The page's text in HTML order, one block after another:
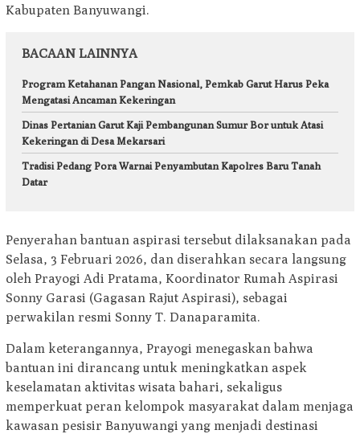
Kabupaten Banyuwangi.
BACAAN LAINNYA
Program Ketahanan Pangan Nasional, Pemkab Garut Harus Peka
Mengatasi Ancaman Kekeringan
Dinas Pertanian Garut Kaji Pembangunan Sumur Bor untuk Atasi
Kekeringan di Desa Mekarsari
Tradisi Pedang Pora Warnai Penyambutan Kapolres Baru Tanah
Datar
Penyerahan bantuan aspirasi tersebut dilaksanakan pada
Selasa, 3 Februari 2026, dan diserahkan secara langsung
oleh Prayogi Adi Pratama, Koordinator Rumah Aspirasi
Sonny Garasi (Gagasan Rajut Aspirasi), sebagai
perwakilan resmi Sonny T. Danaparamita.
Dalam keterangannya, Prayogi menegaskan bahwa
bantuan ini dirancang untuk meningkatkan aspek
keselamatan aktivitas wisata bahari, sekaligus
memperkuat peran kelompok masyarakat dalam menjaga
kawasan pesisir Banyuwangi yang menjadi destinasi